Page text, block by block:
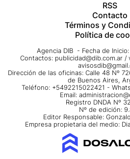
RSS
Contacto
Términos y
Política de
Agencia DIB - Fecha de
Contactos: publicidad@dib.com.ar /
Dirección de las oficinas: Calle 48 Nº
de Buenos Aires,
Teléfono: +5492215022421 -
Email:
Registro DNDA Nº
Nº de edición:
Editor Responsable:
Empresa propietaria del medio: